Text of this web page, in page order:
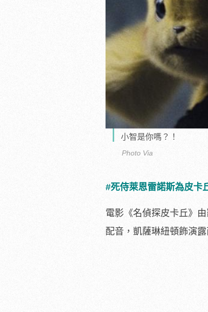
小智是你嗎？！
Photo Via
#死侍萊恩雷諾斯為皮卡
電影《名偵探皮卡丘》
配音，凱薩琳紐頓飾演露